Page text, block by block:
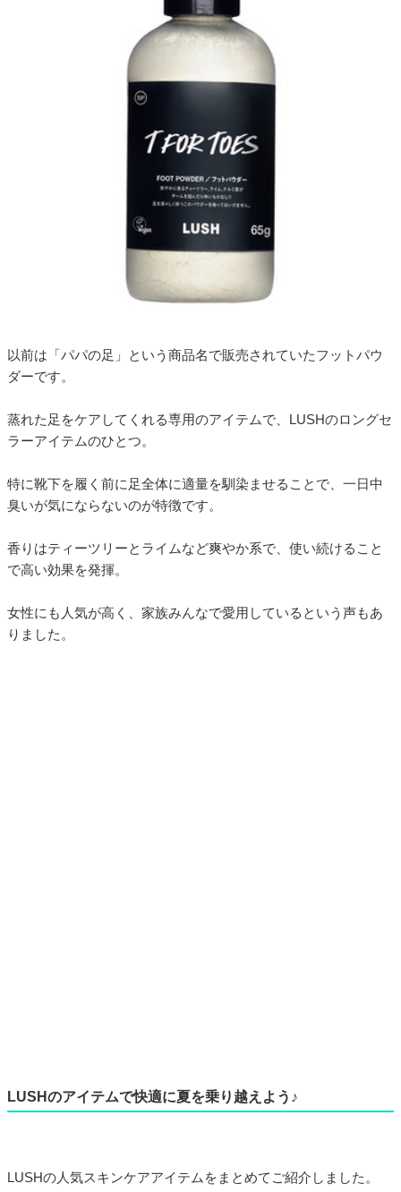
以前は「パパの足」という商品名で販売されていたフットパウ
ダーです。
蒸れた足をケアしてくれる専用のアイテムで、LUSHのロングセ
ラーアイテムのひとつ。
特に靴下を履く前に足全体に適量を馴染ませることで、一日中
臭いが気にならないのが特徴です。
香りはティーツリーとライムなど爽やか系で、使い続けること
で高い効果を発揮。
女性にも人気が高く、家族みんなで愛用しているという声もあ
りました。
LUSHのアイテムで快適に夏を乗り越えよう♪
LUSHの人気スキンケアアイテムをまとめてご紹介しました。